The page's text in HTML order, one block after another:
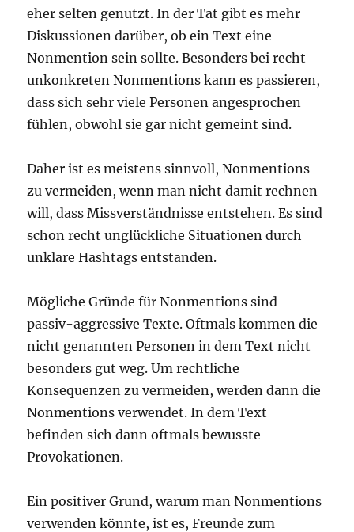
eher selten genutzt. In der Tat gibt es mehr
Diskussionen darüber, ob ein Text eine
Nonmention sein sollte. Besonders bei recht
unkonkreten Nonmentions kann es passieren,
dass sich sehr viele Personen angesprochen
fühlen, obwohl sie gar nicht gemeint sind.
Daher ist es meistens sinnvoll, Nonmentions
zu vermeiden, wenn man nicht damit rechnen
will, dass Missverständnisse entstehen. Es sind
schon recht unglückliche Situationen durch
unklare Hashtags entstanden.
Mögliche Gründe für Nonmentions sind
passiv-aggressive Texte. Oftmals kommen die
nicht genannten Personen in dem Text nicht
besonders gut weg. Um rechtliche
Konsequenzen zu vermeiden, werden dann die
Nonmentions verwendet. In dem Text
befinden sich dann oftmals bewusste
Provokationen.
Ein positiver Grund, warum man Nonmentions
verwenden könnte, ist es, Freunde zum